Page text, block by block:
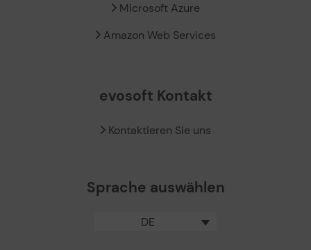
Microsoft Azure
Amazon Web Services
evosoft Kontakt
Kontaktieren Sie uns
Sprache auswählen
DE